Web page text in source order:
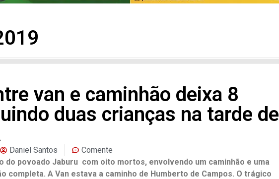
van e caminhão deixa 8
duas crianças na tarde de
Daniel Santos
Comente
do povoado Jaburu com oito mortos, envolvendo um caminhão e uma
completa. A Van estava a caminho de Humberto de Campos. O trágico